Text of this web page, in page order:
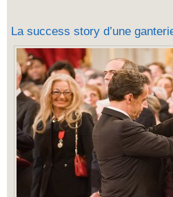
La success story d’une